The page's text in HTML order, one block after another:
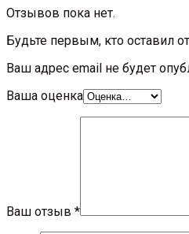
Отзывов пока нет.
Будьте первым, кто оставил
Ваш адрес email не будет
Ваша оценка
Ваш отзыв *